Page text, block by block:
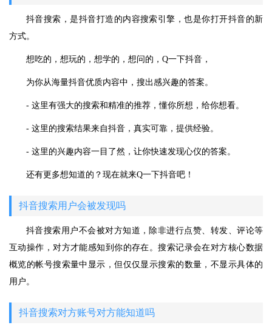
抖音搜索，是抖音打造的内容搜索引擎，也是你打开抖音的新
方式。
想吃的，想玩的，想学的，想问的，Q一下抖音，
为你从海量抖音优质内容中，搜出感兴趣的答案。
- 这里有强大的搜索和精准的推荐，懂你所想，给你想看。
- 这里的搜索结果来自抖音，真实可靠，提供经验。
- 这里的兴趣内容一目了然，让你快速发现心仪的答案。
还有更多想知道的？现在就来Q一下抖音吧！
抖音搜索用户会被发现吗
抖音搜索用户不会被对方知道，除非进行点赞、转发、评论等
互动操作，对方才能感知到你的存在。搜索记录会在对方核心数据
概览的帐号搜索量中显示，但仅仅显示搜索的数量，不显示具体的
用户。
抖音搜索对方账号对方能知道吗